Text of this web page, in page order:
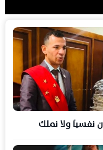
نفسياً ولا نملك